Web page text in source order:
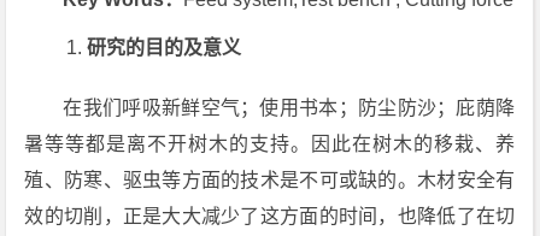
研究的目的及意义
在我们呼吸新鲜空气；使用书本；防尘防沙；庇荫降
暑等等都是离不开树木的支持。因此在树木的移栽、养
殖、防寒、驱虫等方面的技术是不可或缺的。木材安全有
效的切削，正是大大减少了这方面的时间，也降低了在切